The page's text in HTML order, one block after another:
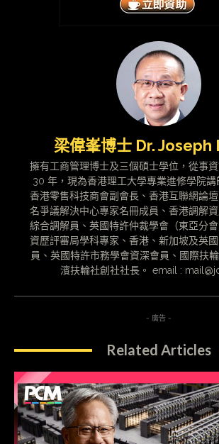
梁偉峯博士 Dr. Joseph
擁有工商管理博士及三個碩士學位，從事
30 年，現為香港理工大學專業進修學院講
香港零售科技商會副會長、香港互聯網論
名爭議解決中心專家名冊成員、香港調解
綜合調解員、英國特許仲裁學會（東亞分
資歷評審局學科專家、香港、新加坡及英
員、英國特許市務學會資深會員、國際扶
濱扶輪社創社社長。 email :
- 廣告 -
Related Articles